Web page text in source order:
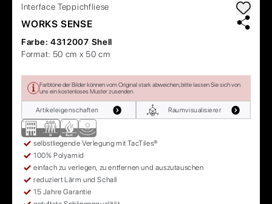
Interface Teppichfliese
WORKS SENSE
Farbe: 4312007 Shell
Format: 50 cm x 50 cm
Farbtöne der Bilder können vom Original stark abweichen, bitte lassen Sie sich von
uns ein kostenloses Muster zusenden.
Artikeleigenschaften Raumvisualisierer
selbstliegende Verlegung mit TacTiles®
100% Polyamid
einfach zu verlegen, zu entfernen und auszutauschen
reduziert Lärm und Schall
15 Jahre Garantie